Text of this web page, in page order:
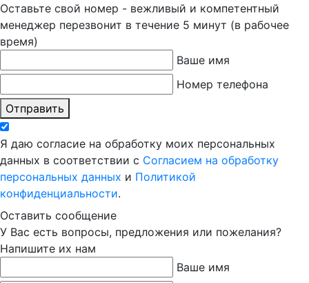
Оставьте свой номер - вежливый и компетентный
менеджер перезвонит в течение 5 минут (в рабочее
время)
Ваше имя
Номер телефона
Отправить
Я даю согласие на обработку моих персональных
данных в соответствии с Согласием на обработку
персональных данных и Политикой
конфиденциальности.
Оставить сообщение
У Вас есть вопросы, предложения или пожелания?
Напишите их нам
Ваше имя